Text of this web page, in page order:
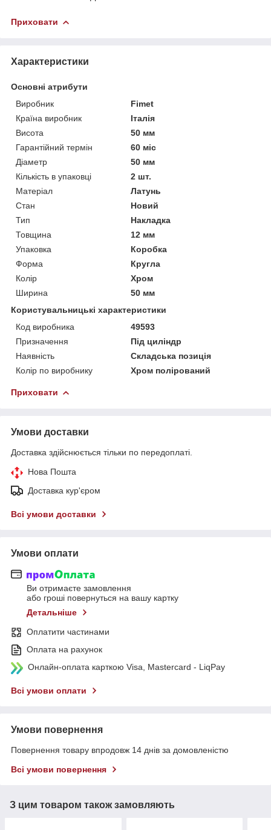
Приховати
Характеристики
Основні атрибути
Виробник
Fimet
Країна виробник
Італія
Висота
50 мм
Гарантійний термін
60 міс
Діаметр
50 мм
Кількість в упаковці
2 шт.
Матеріал
Латунь
Стан
Новий
Тип
Накладка
Товщина
12 мм
Упаковка
Коробка
Форма
Кругла
Колір
Хром
Ширина
50 мм
Користувальницькі характеристики
Код виробника
49593
Призначення
Під циліндр
Наявність
Складська позиція
Колір по виробнику
Хром полірований
Приховати
Умови доставки
Доставка здійснюється тільки по передоплаті.
Нова Пошта
Доставка кур'єром
Всі умови доставки
Умови оплати
Ви отримаєте замовлення
або гроші повернуться на вашу картку
Детальніше
Оплатити частинами
Оплата на рахунок
Онлайн-оплата карткою Visa, Mastercard - LiqPay
Всі умови оплати
Умови повернення
Повернення товару впродовж 14 днів за домовленістю
Всі умови повернення
З цим товаром також замовляють